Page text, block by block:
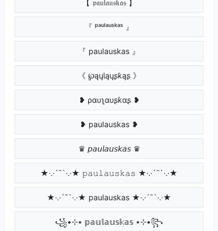
【 𝔭𝔞𝔲𝔩𝔞𝔲𝔰𝔨𝔞𝔰 】
『 ᵖᵃᵘˡᵃᵘˢᵏᵃˢ 』
『 paulauskas 』
《 ℘ąųƖąųʂƙąʂ 》
❥ ραυʅαυʂƙαʂ ❥
❥ paulauskas ❥
♛ 𝘱𝘢𝘶𝘭𝘢𝘶𝘴𝘬𝘢𝘴 ♛
★·.·´¯`·.·★ 𝚙𝚊𝚞𝚕𝚊𝚞𝚜𝚔𝚊𝚜 ★·.·´¯`·.·★
★·.·´¯`·.·★ paulauskas ★·.·´¯`·.·★
꧁•⊹٭ 𝕡𝕒𝕦𝕝𝕒𝕦𝕤𝕜𝕒𝕤 ٭⊹•꧂